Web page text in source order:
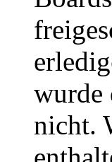
wurde
nicht.